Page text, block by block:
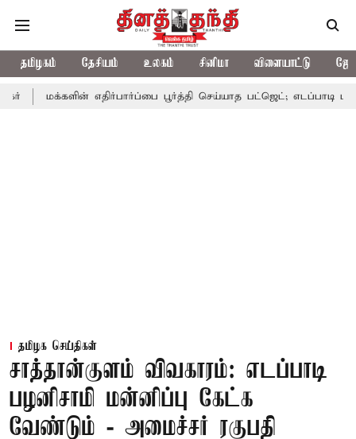
தமிழகம் தேசியம் உலகம் சினிமா விளையாட்டு
எதிர்பார்ப்பை பூர்த்தி செய்யாத பட்ஜெட்; எடப்பாடி பழனிசாமி
தமிழக செய்திகள்
சாத்தான்குளம் விவகாரம்: எடப்பாடி
பழனிசாமி மன்னிப்பு கேட்க
வேண்டும் - அமைச்சர் ரகுபதி